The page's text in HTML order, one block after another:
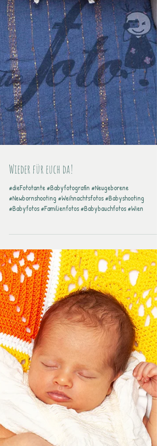
Wieder für euch da!
#dieFototante #Babyfotografin #Neugeborene
#Newbornshooting #Weihnachtsfotos #Babyshooting